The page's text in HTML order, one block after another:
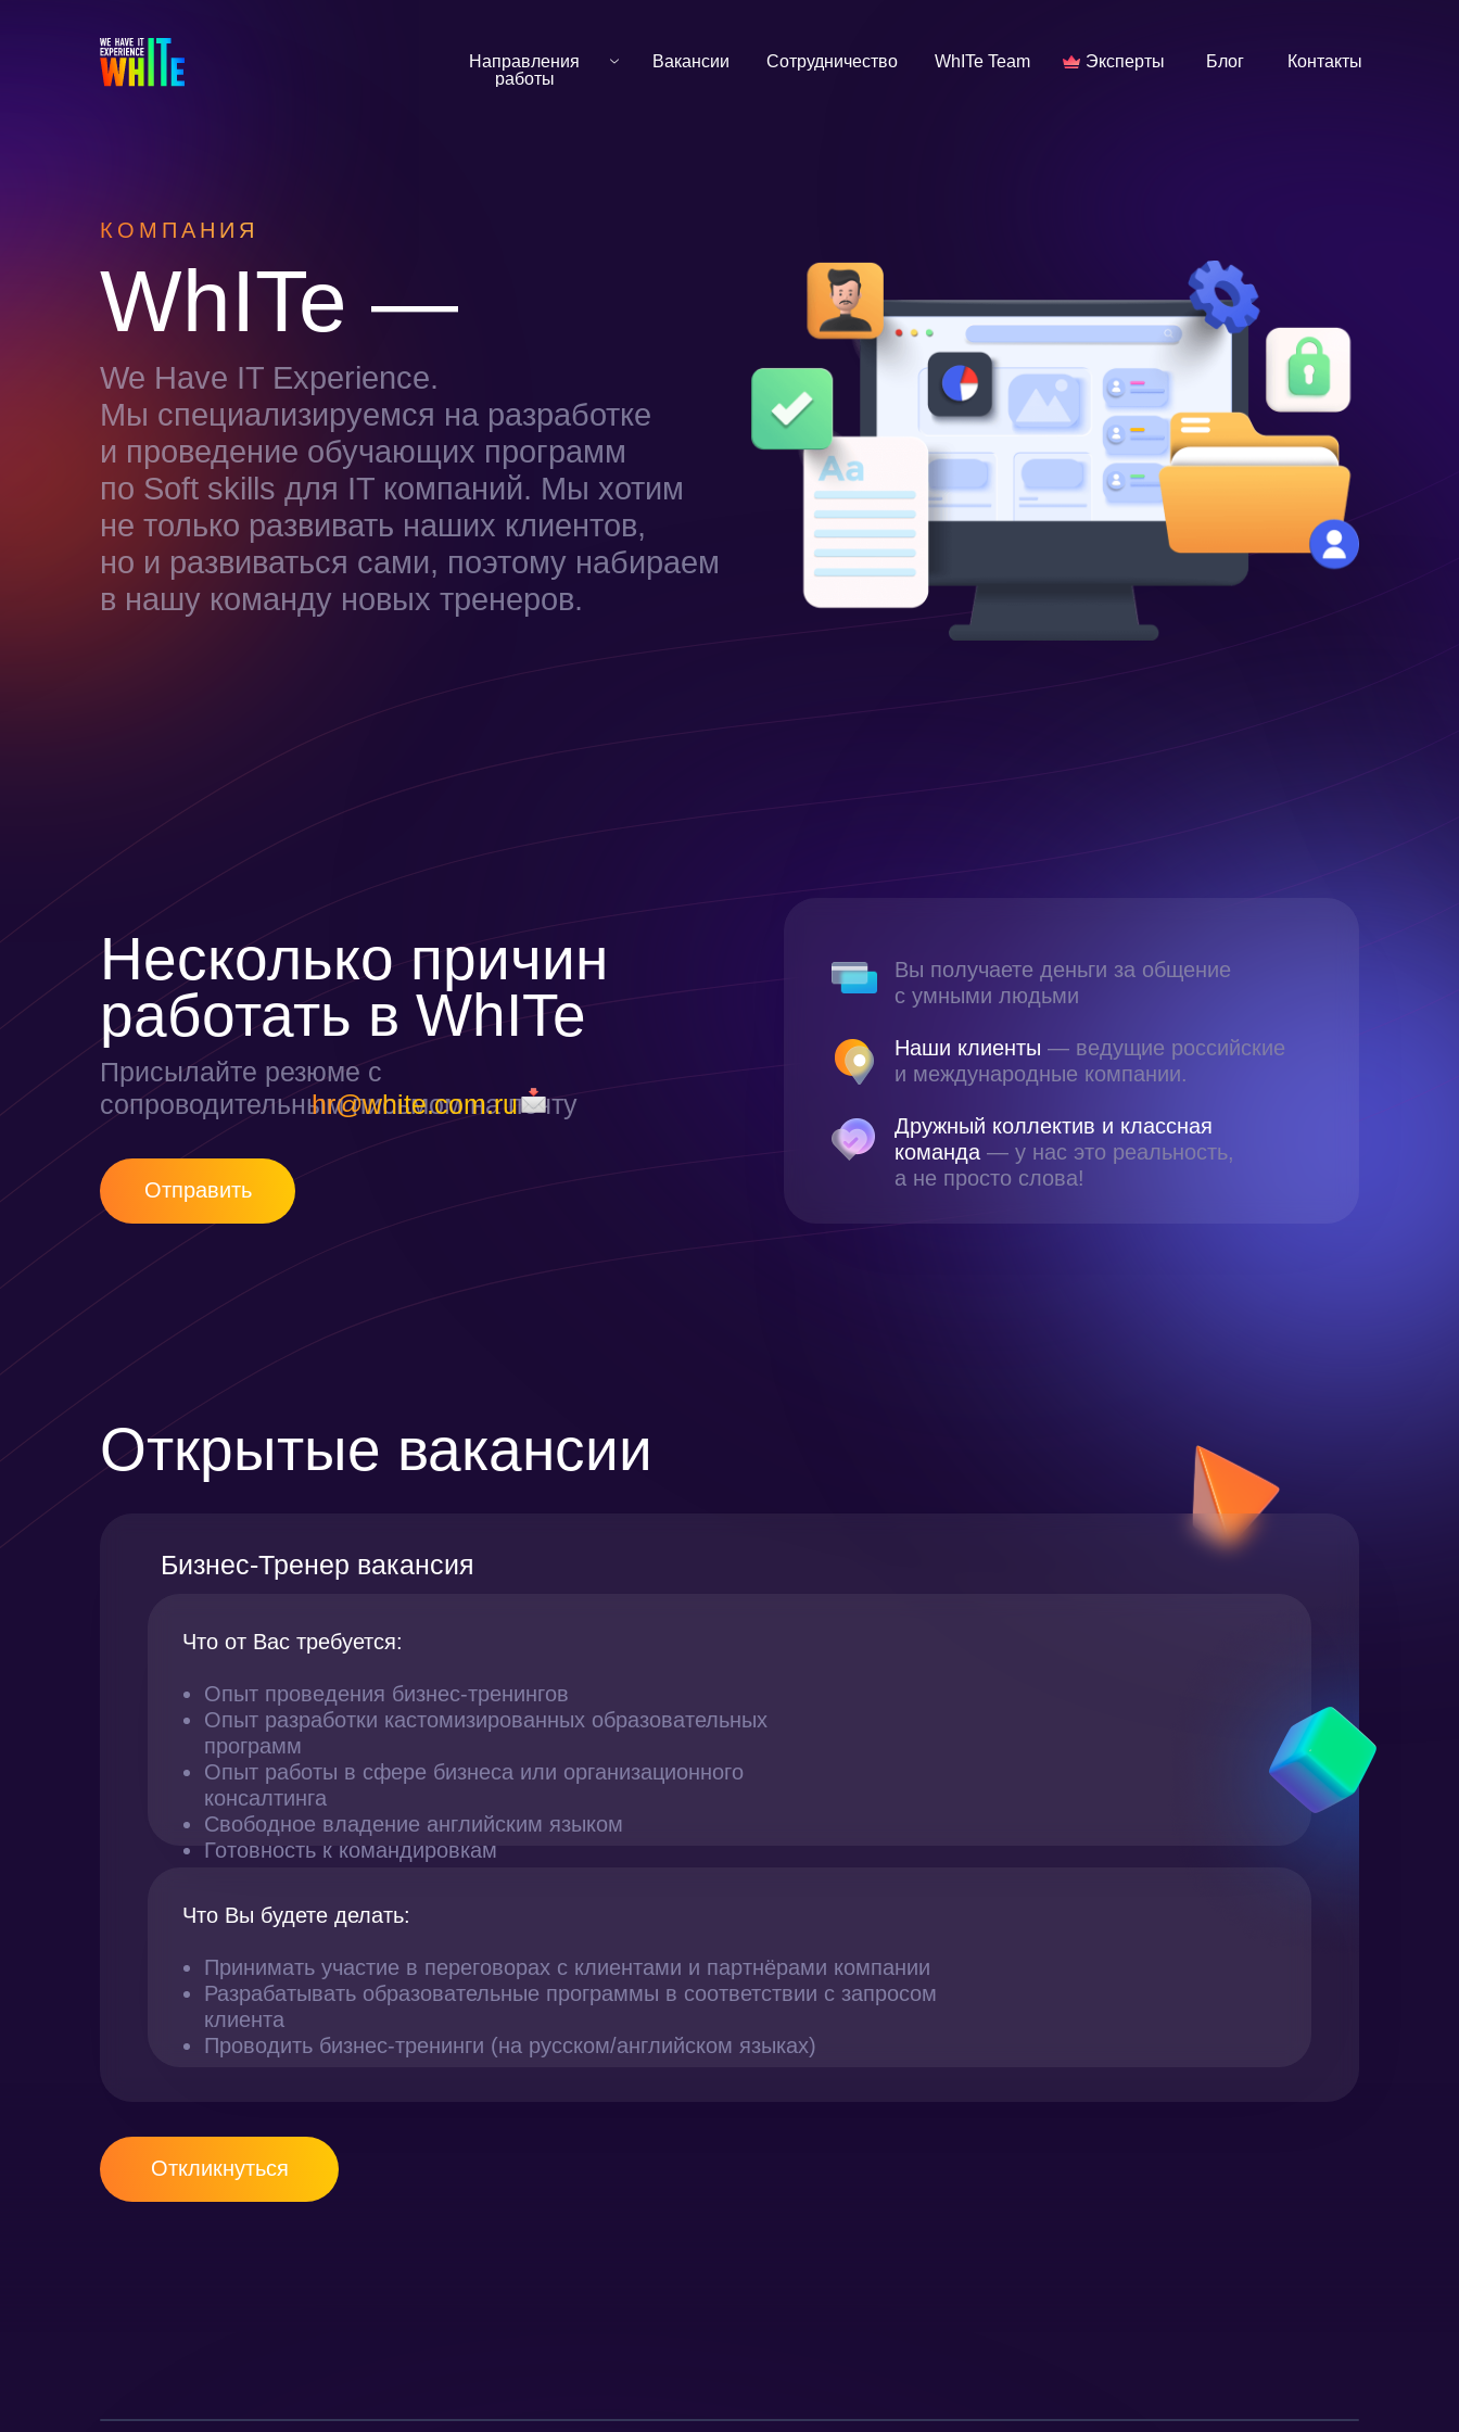
Направления
работы
Контакты
Вакансии Сотрудничество WhITe Team Блог
Эксперты
Несколько причин
работать в WhITe
WhITe —
Присылайте резюме с
сопроводительным письмом на почту
Бизнес-Тренер вакансия
We Have IT Experience.
Мы специализируемся на разработке
и проведение обучающих программ
по Soft skills для IT компаний. Мы хотим
не только развивать наших клиентов,
но и развиваться сами, поэтому набираем
в нашу команду новых тренеров.
КОМПАНИЯ
hr@white.com.ru
Наши клиенты — ведущие российские
и международные компании.
Вы получаете деньги за общение
с умными людьми
Дружный коллектив и классная
команда — у нас это реальность,
а не просто слова!
Отправить
Открытые вакансии
Что от Вас требуется:
Опыт проведения бизнес-тренингов
Опыт разработки кастомизированных образовательных
программ
Опыт работы в сфере бизнеса или организационного
консалтинга
Свободное владение английским языком
Готовность к командировкам
Что Вы будете делать:
Принимать участие в переговорах с клиентами и партнёрами компании
Разрабатывать образовательные программы в соответствии с запросом
клиента
Проводить бизнес-тренинги (на русском/английском языках)
Откликнуться